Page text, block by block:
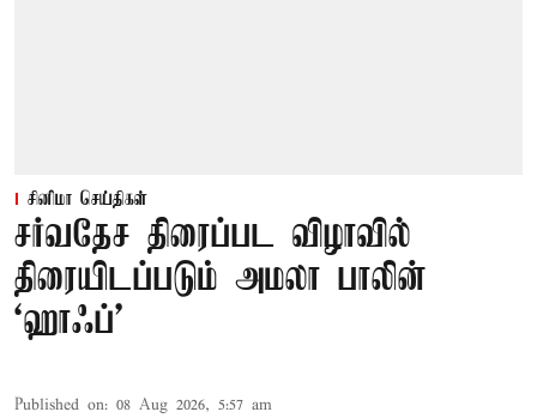
சினிமா செய்திகள்
சர்வதேச திரைப்பட விழாவில்
திரையிடப்படும் அமலா பாலின்
‘ஹாஃப்’
Published on: 08 Aug 2026, 5:57 am